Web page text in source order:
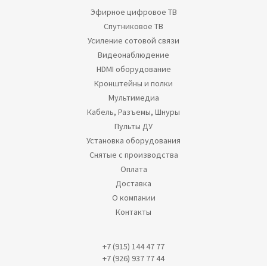
Эфирное цифровое ТВ
Спутниковое ТВ
Усиление сотовой связи
Видеонаблюдение
HDMI оборудование
Кронштейны и полки
Мультимедиа
Кабель, Разъемы, Шнуры
Пульты ДУ
Установка оборудования
Снятые с производства
Оплата
Доставка
О компании
Контакты
+7 (915) 144 47 77
+7 (926) 937 77 44